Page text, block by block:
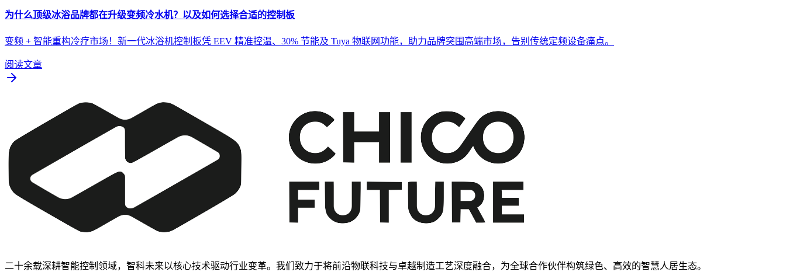
为什么顶级冰浴品牌都在升级变频冷水机？以及如何选择合适的控制板
变频 + 智能重构冷疗市场！新一代冰浴机控制板凭 EEV 精准控温、30% 节能及 Tuya 物联网功能，助力品牌突围高端市场，告别传统定频设备痛点。
阅读文章
二十余载深耕智能控制领域，智科未来以核心技术驱动行业变革。我们致力于将前沿物联科技与卓越制造工艺深度融合，为全球合作伙伴构筑绿色、高效的智慧人居生态。